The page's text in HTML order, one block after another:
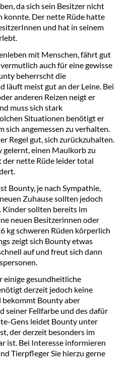
da sich sein Besitzer nicht
konnte. Der nette Rüde hatte
und hat in seinem
mit Menschen, fährt gut
auch für eine gewisse
beherrscht die
läuft meist gut an der Leine. Bei
anderen Reizen neigt er
muss sich stark
Situationen benötigt er
sich angemessen zu verhalten.
Regel gut, sich zurückzuhalten.
einen Maulkorb zu
der nette Rüde leider total
Bounty, je nach Sympathie,
Zuhause sollten jedoch
Kinder sollten bereits im
neuen Besitzerinnen oder
kg schweren Rüden körperlich
zeigt sich Bounty etwas
auf und freut sich dann
einige gesundheitliche
derzeit jedoch keine
Bounty aber
seiner Fellfarbe und des dafür
Gens leidet Bounty unter
der derzeit besonders im
ist. Bei Interesse informieren
Tierpfleger Sie hierzu gerne